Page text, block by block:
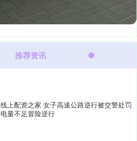
推荐资讯
线上配资之家 女子高速公路逆行被交警处罚
电量不足冒险逆行